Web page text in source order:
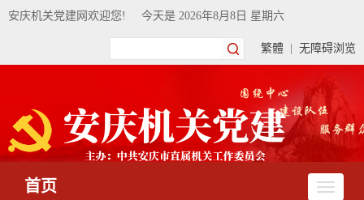
安庆机关党建网欢迎您! 今天是 2026年8月8日 星期六
繁體 无障碍浏览
首页